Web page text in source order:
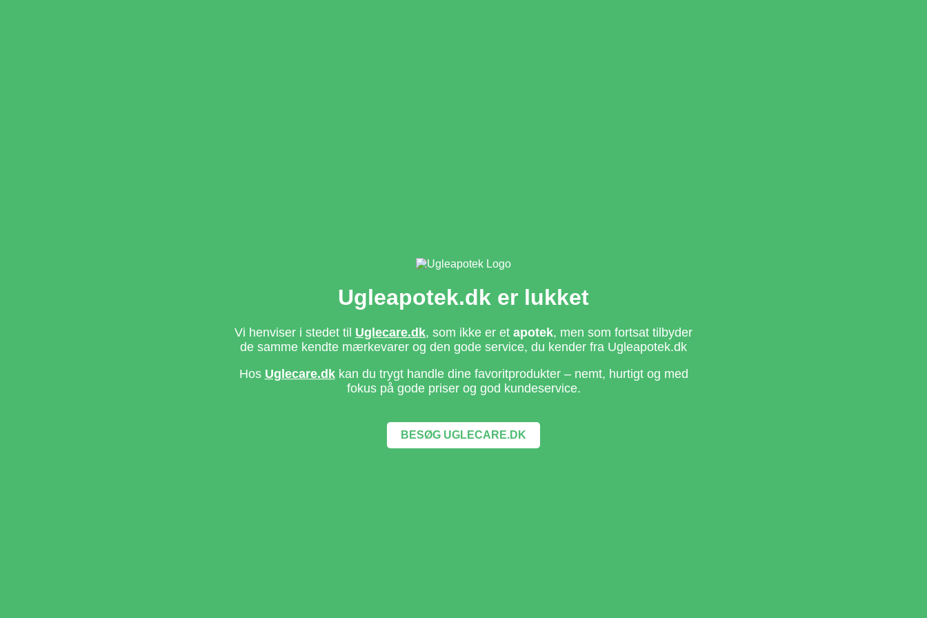
Ugleapotek.dk er lukket
Vi henviser i stedet til Uglecare.dk, som ikke er et apotek, men som fortsat tilbyder
de samme kendte mærkevarer og den gode service, du kender fra Ugleapotek.dk
Hos Uglecare.dkkan du trygt handle dine favoritprodukter – nemt, hurtigt og med
fokus på gode priser og god kundeservice.
BESØG UGLECARE.DK